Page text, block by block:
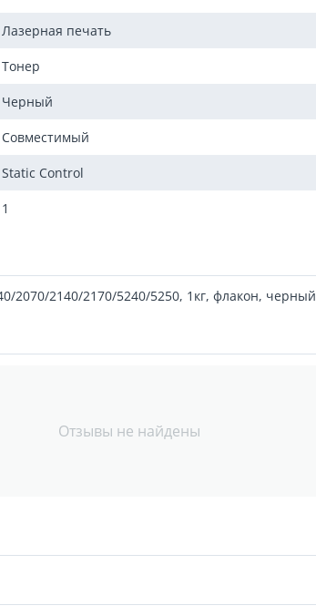
Лазерная печать
Тонер
Черный
Совместимый
Static Control
1
2070/2140/2170/5240/5250, 1кг, флакон, черный
Отзывы не найдены